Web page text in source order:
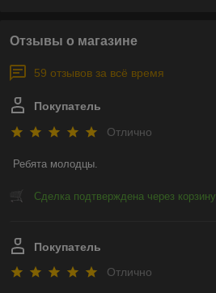
Отзывы о магазине
59 отзывов за всё время
Покупатель
Отлично
Ребята молодцы.
Сделка подтверждена через корзину
Покупатель
Отлично